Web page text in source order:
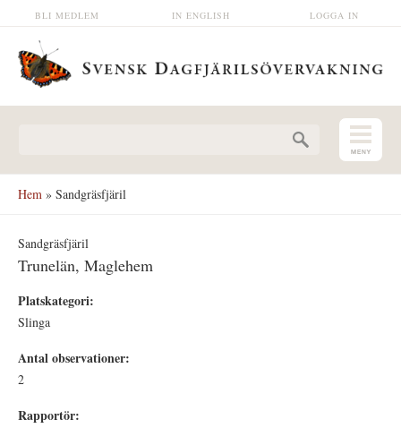
Hoppa till huvudinnehåll LOGGA IN
IN ENGLISH
BLI MEDLEM
Hem » Sandgräsfjäril
Sandgräsfjäril
Trunelän, Maglehem
Platskategori:
Slinga
Antal observationer:
2
Rapportör: